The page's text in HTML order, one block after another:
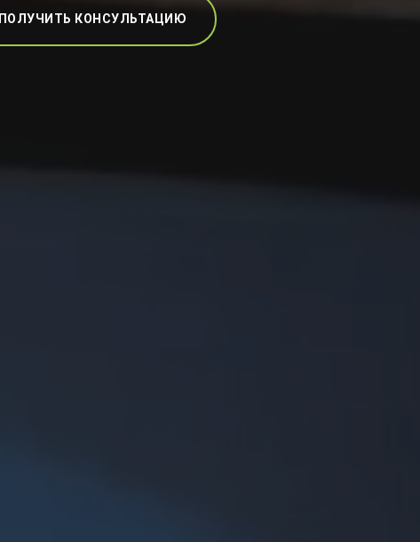
ПОЛУЧИТЬ КОНСУЛЬТАЦИЮ